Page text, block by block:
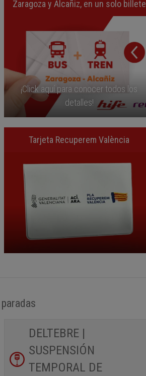
Zaragoza y Alcañiz, en un solo billete
¡Click aquí para conocer todos los
detalles!
Tarjeta Recuperem València
DELTEBRE |
SUSPENSIÓN
TEMPORAL DE